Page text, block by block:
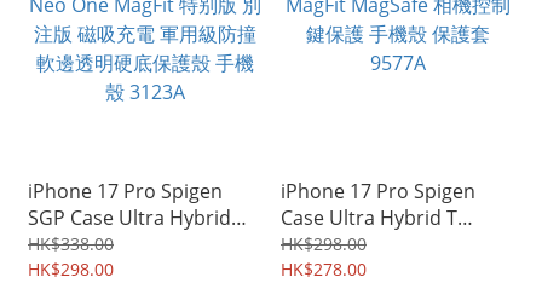
iPhone 17 Pro Spigen
SGP Case Ultra Hybrid
Neo One MagFit 特别版 別
注版 磁吸充電 軍用級防撞
HK$338.00
HK$298.00
iPhone 17 Pro Spigen
Case Ultra Hybrid T
MagFit MagSafe 相機控制
鍵保護 手機殼 保護套
HK$298.00
HK$278.00